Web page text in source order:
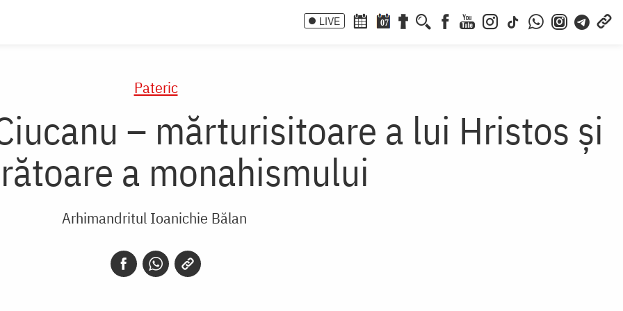
LIVE 07
Pateric
– mărturisitoare a lui Hristos și
a monahismului
Arhimandritul Ioanichie Bălan